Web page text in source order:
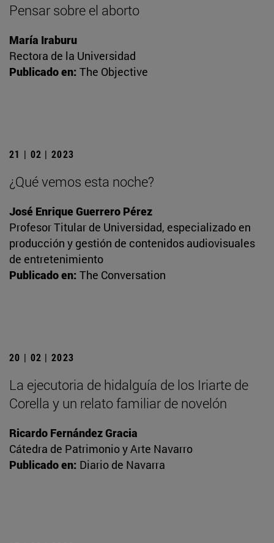
Pensar sobre el aborto
María Iraburu
Rectora de la Universidad
Publicado en: The Objective
21 | 02 | 2023
¿Qué vemos esta noche?
José Enrique Guerrero Pérez
Profesor Titular de Universidad, especializado en
producción y gestión de contenidos audiovisuales
de entretenimiento
Publicado en: The Conversation
20 | 02 | 2023
La ejecutoria de hidalguía de los Iriarte de
Corella y un relato familiar de novelón
Ricardo Fernández Gracia
Cátedra de Patrimonio y Arte Navarro
Publicado en: Diario de Navarra